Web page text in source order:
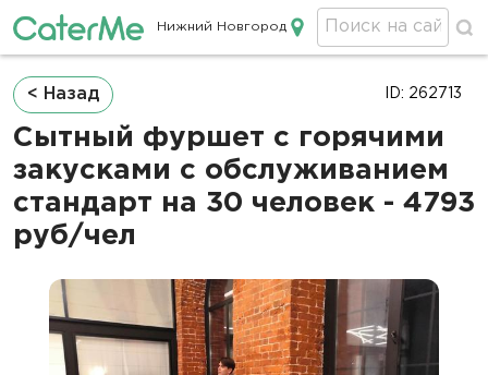
Кейтеринг в Нижнем Новгороде
Нижний Новгород
Строка
навигации
< Назад
Сытный фуршет с горячими
закусками с обслуживанием
стандарт на 30 человек - 4793
руб/чел
ID: 262713